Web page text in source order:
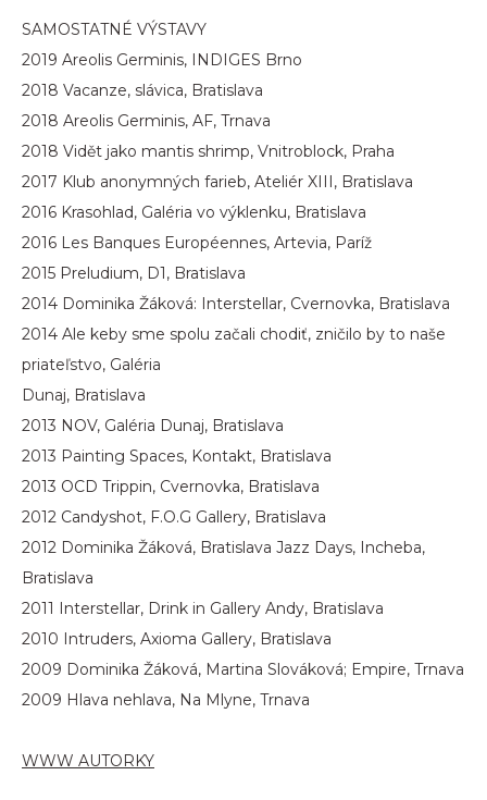
SAMOSTATNÉ VÝSTAVY
2019 Areolis Germinis, INDIGES Brno
2018 Vacanze, slávica, Bratislava
2018 Areolis Germinis, AF, Trnava
2018 Vidět jako mantis shrimp, Vnitroblock, Praha
2017 Klub anonymných farieb, Ateliér XIII, Bratislava
2016 Krasohlad, Galéria vo výklenku, Bratislava
2016 Les Banques Européennes, Artevia, Paríž
2015 Preludium, D1, Bratislava
2014 Dominika Žáková: Interstellar, Cvernovka, Bratislava
2014 Ale keby sme spolu začali chodiť, zničilo by to naše
priateľstvo, Galéria
Dunaj, Bratislava
2013 NOV, Galéria Dunaj, Bratislava
2013 Painting Spaces, Kontakt, Bratislava
2013 OCD Trippin, Cvernovka, Bratislava
2012 Candyshot, F.O.G Gallery, Bratislava
2012 Dominika Žáková, Bratislava Jazz Days, Incheba,
Bratislava
2011 Interstellar, Drink in Gallery Andy, Bratislava
2010 Intruders, Axioma Gallery, Bratislava
2009 Dominika Žáková, Martina Slováková; Empire, Trnava
2009 Hlava nehlava, Na Mlyne, Trnava
WWW AUTORKY